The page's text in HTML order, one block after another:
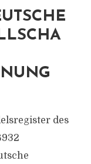
des